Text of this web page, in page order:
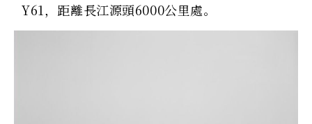
Y61，距離長江源頭6000公里處。